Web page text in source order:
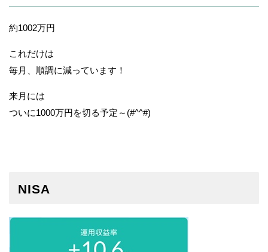
約1002万円
これだけは
毎月、順調に減っています！
来月には
ついに1000万円を切る予定～(#^^#)
NISA